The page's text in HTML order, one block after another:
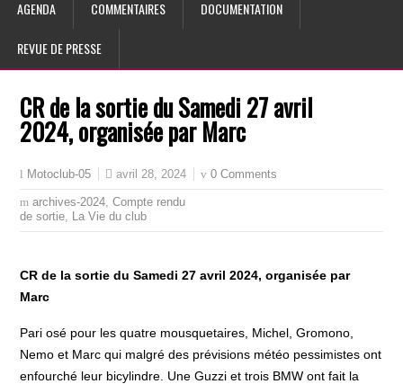
AGENDA COMMENTAIRES DOCUMENTATION
REVUE DE PRESSE
CR de la sortie du Samedi 27 avril
2024, organisée par Marc
Motoclub-05 avril 28, 2024 0 Comments
archives-2024,Compte rendu
de sortie, La Vie du club
CR de la sortie du Samedi 27 avril 2024, organisée par
Marc
Pari osé pour les quatre mousquetaires, Michel, Gromono,
Nemo et Marc qui malgré des prévisions météo pessimistes ont
enfourché leur bicylindre. Une Guzzi et trois BMW ont fait la